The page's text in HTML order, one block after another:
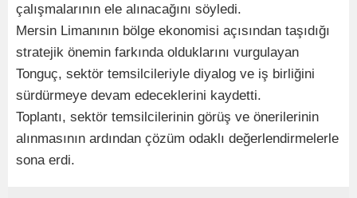
çalışmalarının ele alınacağını söyledi.
Mersin Limanının bölge ekonomisi açısından taşıdığı
stratejik önemin farkında olduklarını vurgulayan
Tonguç, sektör temsilcileriyle diyalog ve iş birliğini
sürdürmeye devam edeceklerini kaydetti.
Toplantı, sektör temsilcilerinin görüş ve önerilerinin
alınmasının ardından çözüm odaklı değerlendirmelerle
sona erdi.